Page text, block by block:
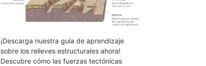
¡Descarga nuestra guía de aprendizaje
sobre los relieves estructurales ahora!
Descubre cómo las fuerzas tectónicas